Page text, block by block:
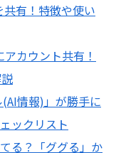
有！特徴や使い
カウント共有！
(AI情報)」が勝手に
ックリスト
る？「ググる」か